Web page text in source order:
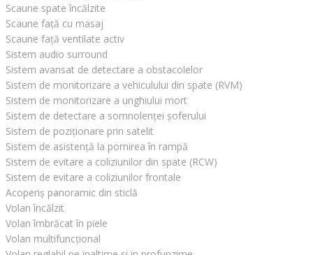
Scaune spate încălzite
Scaune față cu masaj
Scaune față ventilate activ
Sistem audio surround
Sistem avansat de detectare a obstacolelor
Sistem de monitorizare a vehiculului din spate (RVM)
Sistem de monitorizare a unghiului mort
Sistem de detectare a somnolenței șoferului
Sistem de poziționare prin satelit
Sistem de asistență la pornirea în rampă
Sistem de evitare a coliziunilor din spate (RCW)
Sistem de evitare a coliziunilor frontale
Acoperiș panoramic din sticlă
Volan încălzit
Volan îmbrăcat în piele
Volan multifuncțional